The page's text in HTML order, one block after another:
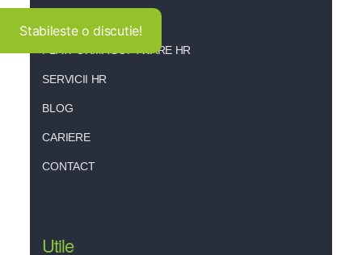
Stabileste o discutie!
PLATFORMA SOFTWARE HR
SERVICII HR
BLOG
CARIERE
CONTACT
Utile